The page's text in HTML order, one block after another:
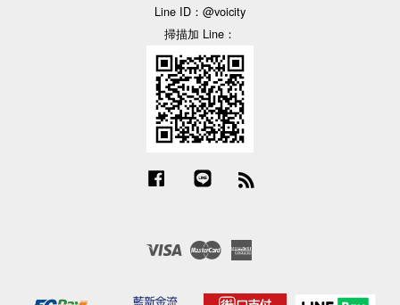
Line ID：@voicity
掃描加 Line：
Facebook
Visa Master